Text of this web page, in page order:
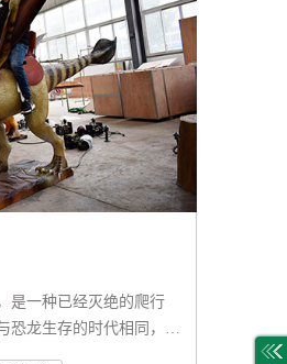
是一种已经灭绝的爬行
恐龙生存的时代相同，但